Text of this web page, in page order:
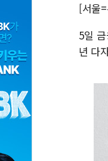
[서울
5일
년 다